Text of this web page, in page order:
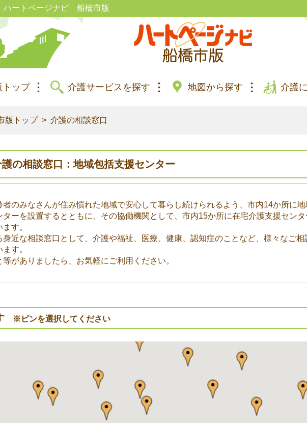
ートページナビ 船橋市版
トップ 介護サービスを探す 地図から探す 介護
版トップ 介護の相談窓口
の相談窓口：地域包括支援センター
者のみなさんが住み慣れた地域で安心して暮らし続けられるよう、市内14か所に地
ターを設置するとともに、その協働機関として、市内15か所に在宅介護支援センタ
す。
身近な相談窓口として、介護や福祉、医療、健康、認知症のことなど、様々なご相
す。
等がありましたら、お気軽にご利用ください。
※ピンを選択してください